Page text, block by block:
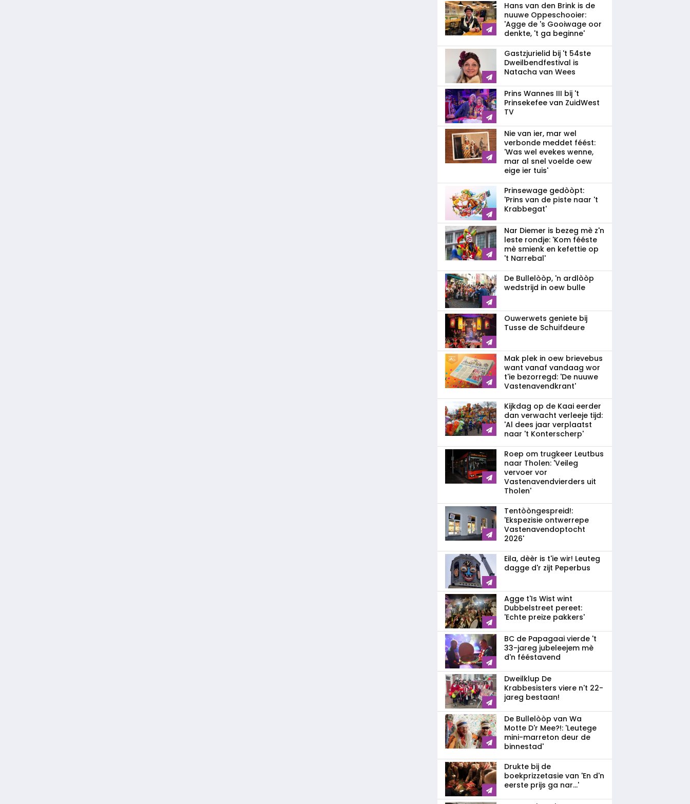
Hans van den Brink is de
nuuwe Oppeschooier:
'Agge de 's Gooiwage oor
denkte, 't ga beginne'
Gastzjurielid bij 't 54ste
Dweilbendfestival is
Natacha van Wees
Prins Wannes III bij 't
Prinsekefee van ZuidWest
TV
Nie van ier, mar wel
verbonde meddet féést:
'Was wel evekes wenne,
mar al snel voelde oew
eige ier tuis'
Prinsewage gedòòpt:
'Prins van de piste naar 't
Krabbegat'
Nar Diemer is bezeg mè z'n
leste rondje: 'Kom fééste
mè smienk en kefettie op
't Narrebal'
De Bullelòòp, 'n ardlòòp
wedstrijd in oew bulle
Ouwerwets geniete bij
Tusse de Schuifdeure
Mak plek in oew brievebus
want vanaf vandaag wor
t'ie bezorregd: 'De nuuwe
Vastenavendkrant'
Kijkdag op de Kaai eerder
dan verwacht verleeje tijd:
'Al dees jaar verplaatst
naar 't Konterscherp'
Roep om trugkeer Leutbus
naar Tholen: 'Veileg
vervoer vor
Vastenavendvierders uit
Tholen'
Tentòòngespreid!:
'Ekspezisie ontwerrepe
Vastenavendoptocht
2026'
Eila, dèèr is t'ie wir! Leuteg
dagge d'r zijt Peperbus
Agge t'Is Wist wint
Dubbelstreet pereet:
'Echte preize pakkers'
BC de Papagaai vierde 't
33-jareg jubeleejem mè
d'n fééstavend
Dweilklup De
Krabbesisters viere n't 22-
jareg bestaan!
De Bullelòòp van Wa
Motte D'r Mee?!: 'Leutege
mini-marreton deur de
binnestad'
Drukte bij de
boekprizzetasie van 'En d'n
eerste prijs ga nar...'